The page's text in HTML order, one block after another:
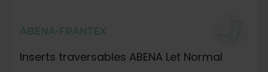
ABENA-FRANTEX
Inserts traversables ABENA Let Normal